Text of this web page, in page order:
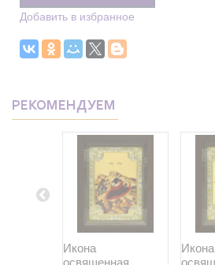
Добавить в избранное
РЕКОМЕНДУЕМ
Икона
освященная...
Икона